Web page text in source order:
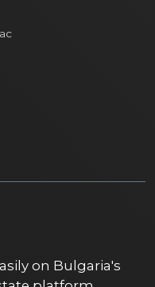
on Bulgaria's